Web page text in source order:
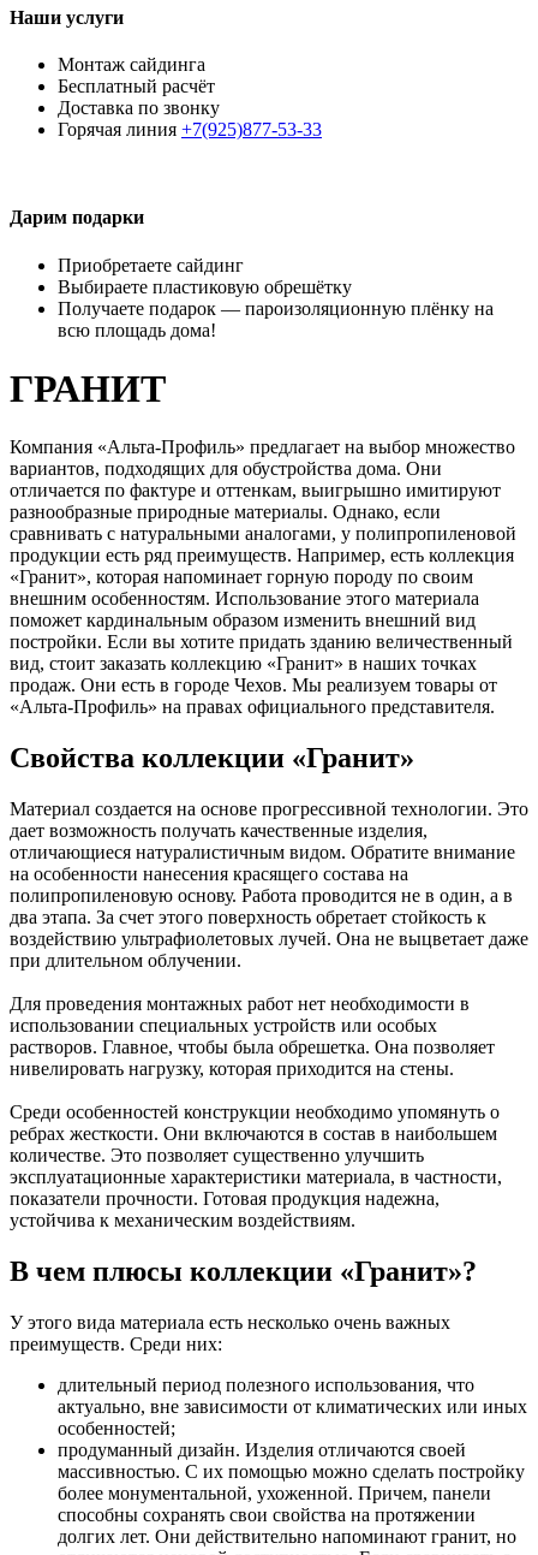
Наши услуги
Монтаж сайдинга
Бесплатный расчёт
Доставка по звонку
Горячая линия +7(925)877-53-33
Дарим подарки
Приобретаете сайдинг
Выбираете пластиковую обрешётку
Получаете подарок — пароизоляционную плёнку на
всю площадь дома!
ГРАНИТ
Компания «Альта-Профиль» предлагает на выбор множество
вариантов, подходящих для обустройства дома. Они
отличается по фактуре и оттенкам, выигрышно имитируют
разнообразные природные материалы. Однако, если
сравнивать с натуральными аналогами, у полипропиленовой
продукции есть ряд преимуществ. Например, есть коллекция
«Гранит», которая напоминает горную породу по своим
внешним особенностям. Использование этого материала
поможет кардинальным образом изменить внешний вид
постройки. Если вы хотите придать зданию величественный
вид, стоит заказать коллекцию «Гранит» в наших точках
продаж. Они есть в городе Чехов. Мы реализуем товары от
«Альта-Профиль» на правах официального представителя.
Свойства коллекции «Гранит»
Материал создается на основе прогрессивной технологии. Это
дает возможность получать качественные изделия,
отличающиеся натуралистичным видом. Обратите внимание
на особенности нанесения красящего состава на
полипропиленовую основу. Работа проводится не в один, а в
два этапа. За счет этого поверхность обретает стойкость к
воздействию ультрафиолетовых лучей. Она не выцветает даже
при длительном облучении.
Для проведения монтажных работ нет необходимости в
использовании специальных устройств или особых
растворов. Главное, чтобы была обрешетка. Она позволяет
нивелировать нагрузку, которая приходится на стены.
Среди особенностей конструкции необходимо упомянуть о
ребрах жесткости. Они включаются в состав в наибольшем
количестве. Это позволяет существенно улучшить
эксплуатационные характеристики материала, в частности,
показатели прочности. Готовая продукция надежна,
устойчива к механическим воздействиям.
В чем плюсы коллекции «Гранит»?
У этого вида материала есть несколько очень важных
преимуществ. Среди них:
длительный период полезного использования, что
актуально, вне зависимости от климатических или иных
особенностей;
продуманный дизайн. Изделия отличаются своей
массивностью. С их помощью можно сделать постройку
более монументальной, ухоженной. Причем, панели
способны сохранять свои свойства на протяжении
долгих лет. Они действительно напоминают гранит, но